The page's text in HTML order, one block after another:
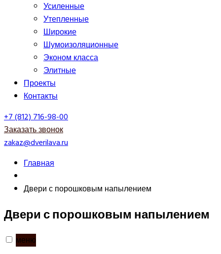
Усиленные
Утепленные
Широкие
Шумоизоляционные
Эконом класса
Элитные
Проекты
Контакты
+7 (812) 716-98-00
Заказать звонок
zakaz@dverilava.ru
Главная
Двери с порошковым напылением
Двери с порошковым напылением
меню